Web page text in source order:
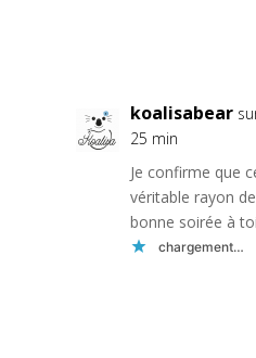
koalisabear
25 min
Je confirme que
véritable rayon
bonne soirée à
chargement…